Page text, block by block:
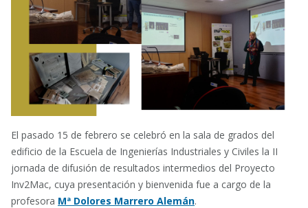
El pasado 15 de febrero se celebró en la sala de grados del
edificio de la Escuela de Ingenierías Industriales y Civiles la II
jornada de difusión de resultados intermedios del Proyecto
Inv2Mac, cuya presentación y bienvenida fue a cargo de la
profesora Mª Dolores Marrero Alemán.